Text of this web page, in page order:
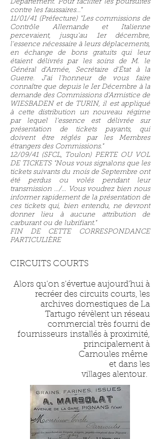
Département. Pour faciliter les poursuites
contre les faussaires..."
11/01/41 (Préfecture) "Les commissions de
Contrôle Allemande et Italienne
percevaient, jusqu'au 1er décembre,
l'essence nécessaire à leurs déplacements,
en échange de bons gratuits qui leur
étaient délivrés par les soins de M. le
Général d'Armée, Secrétaire d'État à la
Guerre. J'ai l'honneur de vous faire
connaître que depuis le Ier Décembre à la
demande des Commissions d'Armistice de
WIESBADEN et de TURIN, il est appliqué
à cette distribution un nouveau régime
par lequel l'essence est délivrée sur
présentation de tickets payants, qui
doivent être réglés par les Membres
étrangers des Commissions."
12/09/41 (SFCL, Toulon) PERTE OU VOL
DE TICKETS "Nous vous signalons que les
tickets suivants du mois de Septembre ont
été perdus ou volés pendant leur
transmission .../... Vous voudrez bien nous
informer rapidement de la présentation de
ces tickets qui, bien entendu, ne devront
donner lieu à aucune attribution de
carburant ou de lubrifiant."
FIN DE CETTE CORRESPONDANCE
PARTICULIÈRE
CIRCUITS COURTS
Alors qu'on s'évertue aujourd'hui à
recréer des circuits courts, les
archives domestiques de La
Tartugo révèlent un réseau
commercial très fourni de
fournisseurs installés à proximité,
principalement à
Carnoules même
et dans les
villages alentour.